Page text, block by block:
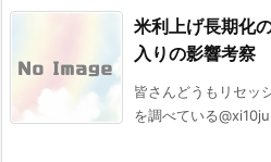
米利上げ長期化
入りの影響考察
皆さんどうもリセッ
を調べている